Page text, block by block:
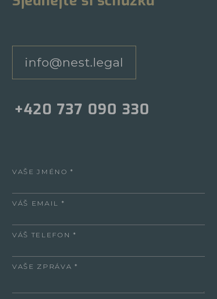
info@nest.legal
+420 737 090 330
VAŠE JMÉNO
VÁŠ EMAIL
VÁŠ TELEFON
VAŠE ZPRÁVA